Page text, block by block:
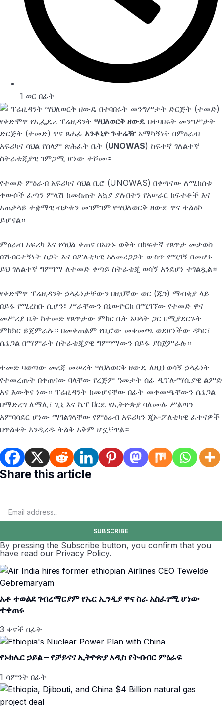
1 ወር በፊት
የቀድሞዋ የኢፌዴሪ ፕሬዚዳንት ሣህለወርቅ ዘውዴ በተባበሩት መንግሥታት
ድርጅት (ተመድ) ዋና ጸሐፊ አንቶኒዮ ጉተሬዥአማካኝነት በምዕራብ
አፍሪካና ሳህል የሰላም ጽሕፈት ቤት (UNOWAS) ከፍተኛ ገለልተኛ
ስትራቴጂያዊ ገምጋሚ ሆነው ተሾሙ።
የተመድ ምዕራብ አፍሪካና ሳህል ቢሮ (UNOWAS) በቀጣናው ለሚከሰቱ
ቀውሶች ፈጣን ምላሽ ከመስጠት አኳያ ያሉበትን የአሠራር ክፍተቶች እና
አጠቃላይ ተቋማዊ ብቃቱን መገምገም የሣህለወርቅ ዘውዴ ዋና ተልዕኮ
ይሆናል።
ምዕራብ አፍሪካ እና የሳህል ቀጠና በአሁኑ ወቅት በከፍተኛ የጸጥታ መቃወስ
በሽብርተኝነት ስጋት እና በፖለቲካዊ አለመረጋጋት ውስጥ የሚገኝ በመሆኑ
ይህ ገለልተኛ ግምገማ ለተመድ ቀጣይ ስትራቴጂ ወሳኝ እንደሆነ ተገልጿል።
የቀድሞዋ ፕሬዚዳንት ኃላፊነታቸውን በዚህኛው ወር (ጁን) ማብቂያ ላይ
በይፋ የሚረከቡ ሲሆን፣ ሥራቸውን በኒውዮርክ በሚገኘው የተመድ ዋና
መሥሪያ ቤት ከተመድ የጸጥታው ምክር ቤት አባላት ጋር በሚያደርጉት
ምክክር ይጀምራሉ። በመቀጠልም የቢሮው መቀመጫ ወደሆነችው ዳካር፣
ሴኔጋል በማምራት ስትራቴጂያዊ ግምገማውን በይፋ ያስጀምራሉ።
ተመድ ባወጣው መረጃ መሠረት ሣህለወርቅ ዘውዴ ለዚህ ወሳኝ ኃላፊነት
የተመረጡት በቀጠናው ባላቸው የረጅም ዓመታት ሰፊ ዲፕሎማሲያዊ ልምድ
እና እውቅና ነው። ፕሬዚዳንት ከመሆናቸው በፊት መቀመጫቸውን ሴኔጋል
በማድረግ ለማሊ፣ ጊኒ እና ኬፕ ቨርዴ የኢትዮጵያ ባለሙሉ ሥልጣን
አምባሳደር ሆነው ማገልገላቸው የምዕራብ አፍሪካን ጂኦ-ፖለቲካዊ ፈተናዎች
በጥልቀት እንዲረዱ ትልቅ አቅም ሆኗቸዋል።
Share this article
SUBSCRIBE
By pressing the Subscribe button, you confirm that you
have read our Privacy Policy.
አቶ ተወልደ ገብረማርያም የኤር ኢንዲያ ዋና ስራ አስፈፃሚ ሆነው
ተቀጠሩ
3 ቀኖች በፊት
የኑክሌር ኃይል – የቻይናና ኢትዮጵያ አዲስ የትብብር ምዕራፍ
1 ሳምንት በፊት